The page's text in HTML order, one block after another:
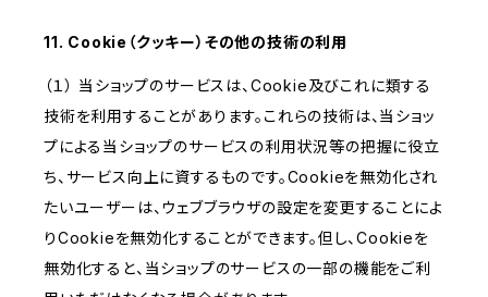
11. Cookie（クッキー）その他の技術の利用
（１） 当ショップのサービスは、Cookie及びこれに類する
技術を利用することがあります。これらの技術は、当ショッ
プによる当ショップのサービスの利用状況等の把握に役立
ち、サービス向上に資するものです。Cookieを無効化され
たいユーザーは、ウェブブラウザの設定を変更することによ
りCookieを無効化することができます。但し、Cookieを
無効化すると、当ショップのサービスの一部の機能をご利